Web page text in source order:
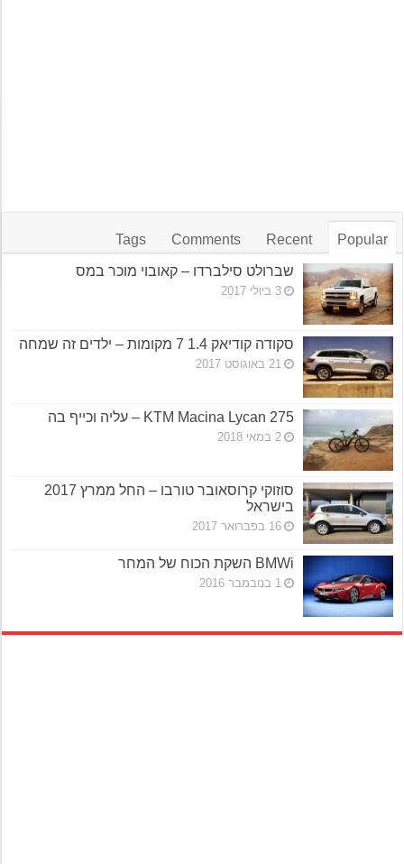
Popular
Recent
Comments
Tags
שברולט סילברדו – קאובוי מוכר במס
3 ביולי 2017
סקודה קודיאק 1.4 7 מקומות – ילדים זה שמחה
21 באוגוסט 2017
KTM Macina Lycan 275 – עליה וכייף בה
2 במאי 2018
סוזוקי קרוסאובר טורבו – החל ממרץ 2017
בישראל
16 בפברואר 2017
BMWi השקת הכוח של המחר
1 בנובמבר 2016